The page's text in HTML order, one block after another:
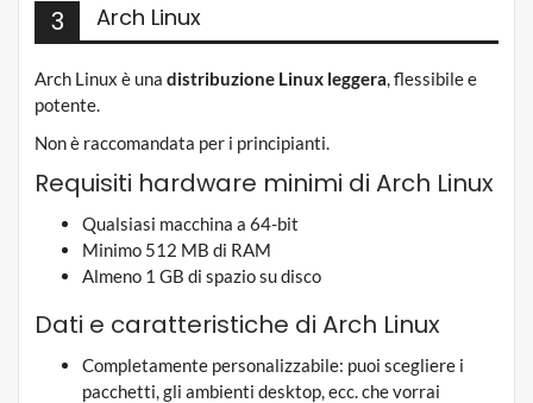
3 Arch Linux
Arch Linux è una distribuzione Linux leggera, flessibile e
potente.
Non è raccomandata per i principianti.
Requisiti hardware minimi di Arch Linux
Qualsiasi macchina a 64-bit
Minimo 512 MB di RAM
Almeno 1 GB di spazio su disco
Dati e caratteristiche di Arch Linux
Completamente personalizzabile: puoi scegliere i
pacchetti, gli ambienti desktop, ecc. che vorrai